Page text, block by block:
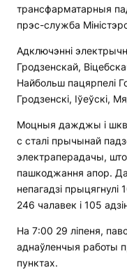
трансфарматарныя
прэс-служба
Адключэнні
Гродзенскай,
Найбольш пацярпелі
Гродзенскі, Іўеўскі,
Моцныя дажджы і
с сталі прычынай
электраперадачы,
пашкоджання апор.
непагадзі
246 чалавек і 105
На 7:00 29 ліпеня,
аднаўленчыя работы
пунктах.